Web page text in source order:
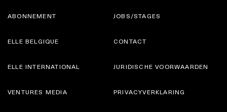
ABONNEMENT
ELLE BELGIQUE
JOBS/STAGES
CONTACT
ELLE INTERNATIONAL
VENTURES MEDIA
JURIDISCHE VOORWAARDEN
PRIVACYVERKLARING